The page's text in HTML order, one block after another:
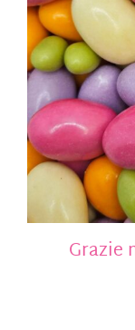
Grazie